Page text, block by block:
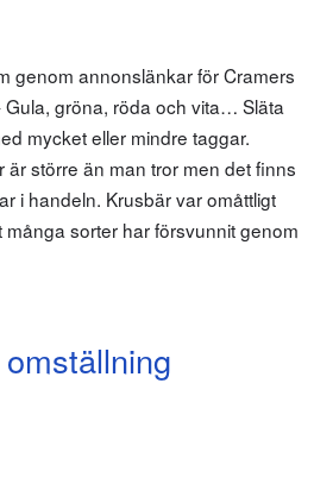
genom annonslänkar för Cramers
gröna, röda och vita… Släta
mycket eller mindre taggar.
större än man tror men det finns
i handeln. Krusbär var omåttligt
sorter har försvunnit genom